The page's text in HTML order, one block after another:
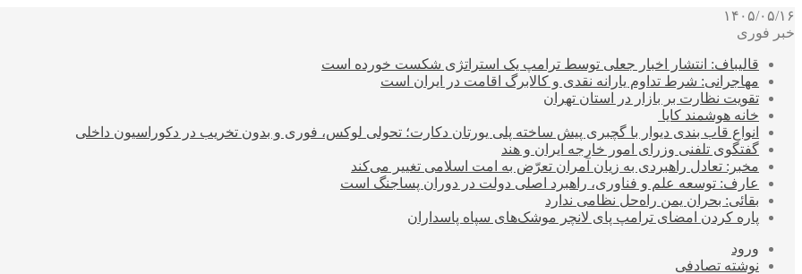
۱۴۰۵/۰۵/۱۶
خبر فوری
قالیباف: انتشار اخبار جعلی توسط ترامپ یک استراتژی شکست خورده است
مهاجرانی: شرط تداوم یارانه نقدی و کالابرگ اقامت در ایران است
تقویت نظارت بر بازار در استان تهران
خانه هوشمند کایا
انواع قاب بندی دیوار با گچبری پیش ساخته پلی یورتان دکارت؛ تحولی لوکس، فوری و بدون تخریب در دکوراسیون داخلی
گفتگوی تلفنی وزرای امور خارجه ایران و هند
مخبر: تعادل راهبردی به زیان آمران تعرّض به امت اسلامی تغییر می‌کند
عارف: توسعه علم و فناوری، راهبرد اصلی دولت در دوران پساجنگ است
بقائی: بحران یمن راه‌حل نظامی ندارد
پاره کردن امضای ترامپ پای لانچر موشک‌های سپاه پاسداران
ورود
نوشته تصادفی